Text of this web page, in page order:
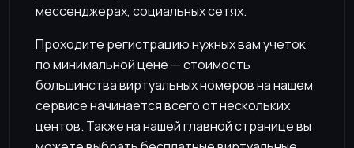
мессенджерах, социальных сетях.
Проходите регистрацию нужных вам учеток
по минимальной цене — стоимость
большинства виртуальных номеров на нашем
сервисе начинается всего от нескольких
центов. Также на нашей главной странице вы